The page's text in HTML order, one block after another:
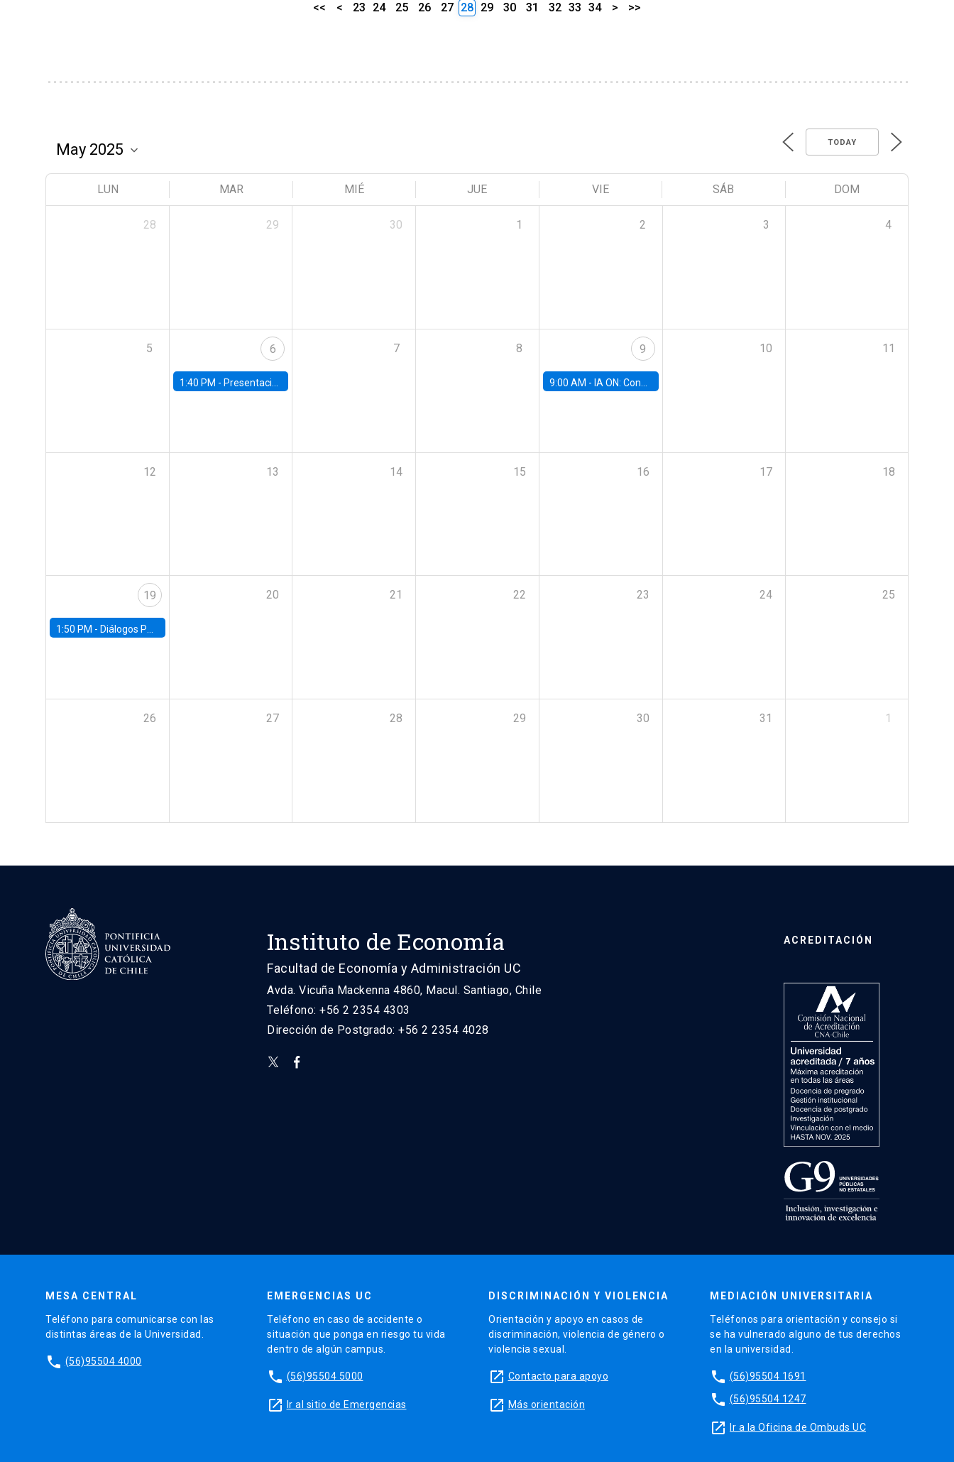
<< < 23 24 25 26 27 28 29 30 31 32 33 34 > >>
TODAY
LUN MAR MIÉ JUE VIE SÁB DOM
28 29 30 1 2 3 4
5 6
1:40 PM - Presentación capítulos del World Economic Outlook del Fondo Monetario Internacional (FMI)
7 8 9
9:00 AM - IA ON: Conocimiento y Negocios en Modo Futuro.
10 11
12 13 14 15 16 17 18
19
1:50 PM - Diálogos Públicos EG+ FACEA | Con Rodrigo Valdés
20 21 22 23 24 25
26 27 28 29 30 31 1
Instituto de Economía
Facultad de Economía y Administración UC
Avda. Vicuña Mackenna 4860, Macul. Santiago, Chile
Teléfono: +56 2 2354 4303
Dirección de Postgrado: +56 2 2354 4028
ACREDITACIÓN
MESA CENTRAL
Teléfono para comunicarse con las
distintas áreas de la Universidad.
phone (56)95504 4000
EMERGENCIAS UC
Teléfono en caso de accidente o
situación que ponga en riesgo tu vida
dentro de algún campus.
phone (56)95504 5000
launch Ir al sitio de Emergencias
DISCRIMINACIÓN Y VIOLENCIA
Orientación y apoyo en casos de
discriminación, violencia de género o
violencia sexual.
launch Contacto para apoyo
launch Más orientación
MEDIACIÓN UNIVERSITARIA
Teléfonos para orientación y consejo si
se ha vulnerado alguno de tus derechos
en la universidad.
phone (56)95504 1691
phone (56)95504 1247
launch Ir a la Oficina de Ombuds UC